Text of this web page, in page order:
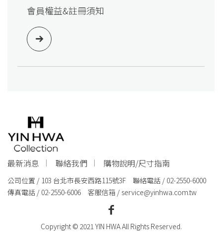
會員權益&註冊須知
最新消息 聯絡我們 購物說明/尺寸指南
公司位置 / 103 台北市長安西路115號3F 聯絡電話 / 02-2550-6000
傳真電話 / 02-2550-6006 客服信箱 / service@yinhwa.com.tw
Copyright © 2021 YIN HWA All Rights Reserved.